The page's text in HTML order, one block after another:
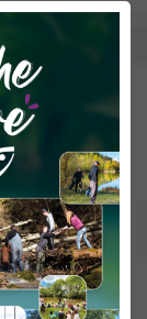
cours d'eau
Bourget)
la présence
de
confluence
les truites
cm devront
remis à l'eau